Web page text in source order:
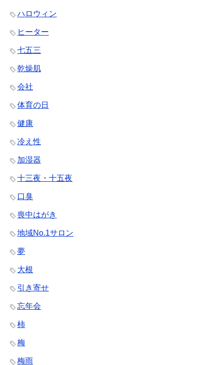
ハロウィン
ヒーター
七五三
乾燥肌
会社
体育の日
健康
冷え性
加湿器
十三夜・十五夜
口臭
喪中はがき
地域No.1サロン
夢
大根
引き寄せ
忘年会
柿
梅
梅雨